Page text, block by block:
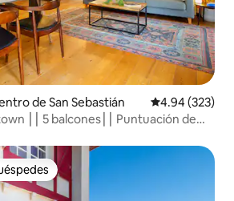
de San Sebastián Calificación
4.94 (323)
⎮⎮ 5 balcones⎮⎮ Puntuación de
preferido